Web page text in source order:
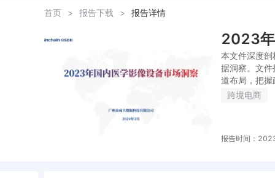
首页 > 报告下载 > 报告详情
2023
本文件深度
据洞察。文
道布局，把
跨境电商
报告时间：